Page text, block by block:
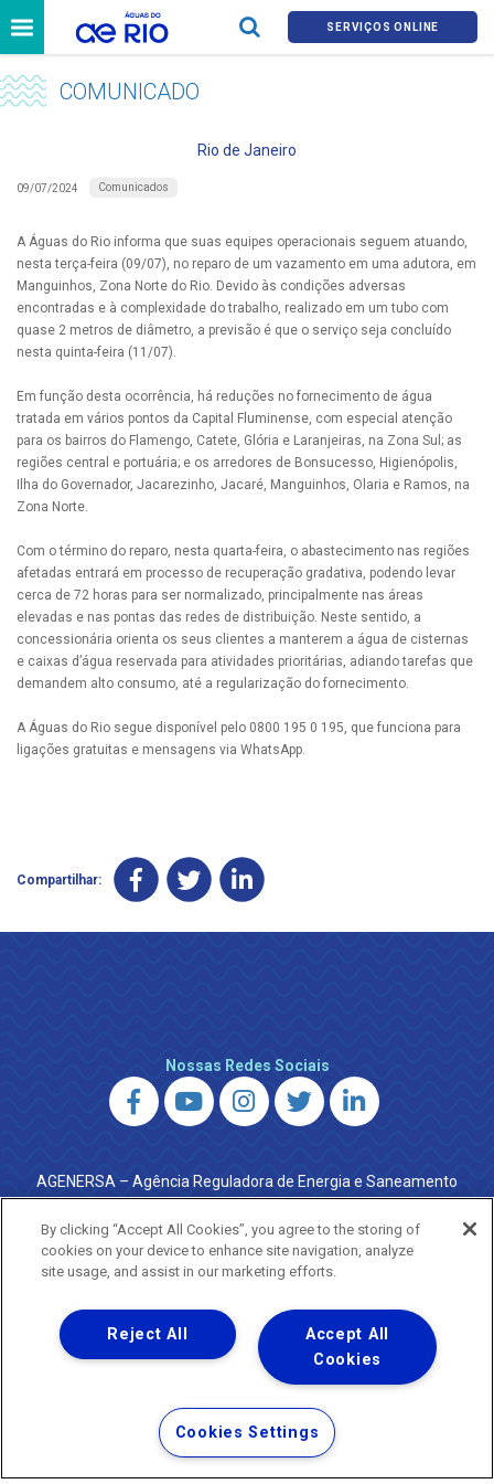
SERVIÇOS ONLINE
COMUNICADO
Rio de Janeiro
09/07/2024 Comunicados
A Águas do Rio informa que suas equipes operacionais seguem atuando,
nesta terça-feira (09/07), no reparo de um vazamento em uma adutora, em
Manguinhos, Zona Norte do Rio. Devido às condições adversas
encontradas e à complexidade do trabalho, realizado em um tubo com
quase 2 metros de diâmetro, a previsão é que o serviço seja concluído
nesta quinta-feira (11/07).
Em função desta ocorrência, há reduções no fornecimento de água
tratada em vários pontos da Capital Fluminense, com especial atenção
para os bairros do Flamengo, Catete, Glória e Laranjeiras, na Zona Sul; as
regiões central e portuária; e os arredores de Bonsucesso, Higienópolis,
Ilha do Governador, Jacarezinho, Jacaré, Manguinhos, Olaria e Ramos, na
Zona Norte.
Com o término do reparo, nesta quarta-feira, o abastecimento nas regiões
afetadas entrará em processo de recuperação gradativa, podendo levar
cerca de 72 horas para ser normalizado, principalmente nas áreas
elevadas e nas pontas das redes de distribuição. Neste sentido, a
concessionária orienta os seus clientes a manterem a água de cisternas
e caixas d’água reservada para atividades prioritárias, adiando tarefas que
demandem alto consumo, até a regularização do fornecimento.
A Águas do Rio segue disponível pelo 0800 195 0 195, que funciona para
ligações gratuitas e mensagens via WhatsApp.
Compartilhar:
Nossas Redes Sociais
AGENERSA – Agência Reguladora de Energia e Saneamento
do Estado do Rio de Janeiro
0800 024 9040 · (21) 2332-6457 (WhatsApp) ·
ouvidoria@agenersa.rj.gov.br/ouvidoria.agenersa@gmail.com
·http://www.agenersa.rj.gov.br
Uma empresa
Copyright ® 2026 - Todos os Direitos Reservados.
Termos Gerais de Uso de Sites e Aplicativos
Política de Privacidade e Proteção de Dados
By clicking “Accept All Cookies”, you agree to the storing of
cookies on your device to enhance site navigation, analyze
site usage, and assist in our marketing efforts.
Accept All
Cookies
Reject All
Cookies Settings